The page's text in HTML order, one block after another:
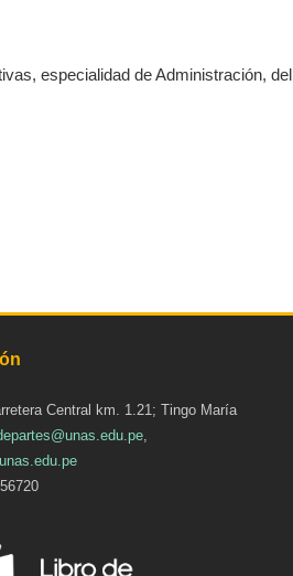
especialidad de Administración, del
Central km. 1.21; Tingo María
,